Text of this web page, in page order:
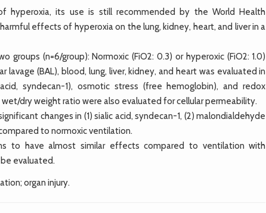
hyperoxia, its use is still recommended by the World Health
effects of hyperoxia on the lung, kidney, heart, and liver in a
(n=6/group): Normoxic (FiO2: 0.3) or hyperoxic (FiO2: 1.0)
(BAL), blood, lung, liver, kidney, and heart was evaluated in
syndecan-1), osmotic stress (free hemoglobin), and redox
dry weight ratio were also evaluated for cellular permeability.
changes in (1) sialic acid, syndecan-1, (2) malondialdehyde
to normoxic ventilation.
to have almost similar effects compared to ventilation with
evaluated.
organ injury.